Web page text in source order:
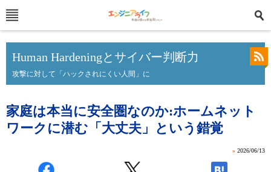
Human Hardeningとサイバー判断力
攻撃に対して「ハックされにくい人間」に
家庭は本当に安全圏なのか:ホームネット
ワークに潜む「大丈夫」という錯覚
» 2026/06/13